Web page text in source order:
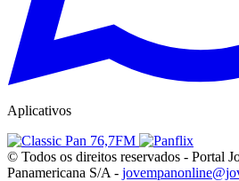
Aplicativos
© Todos os direitos reservados - Portal
Panamericana S/A -